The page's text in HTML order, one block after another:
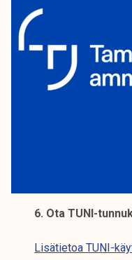
6. Ota TUNI-
Lisätietoa TUNI-